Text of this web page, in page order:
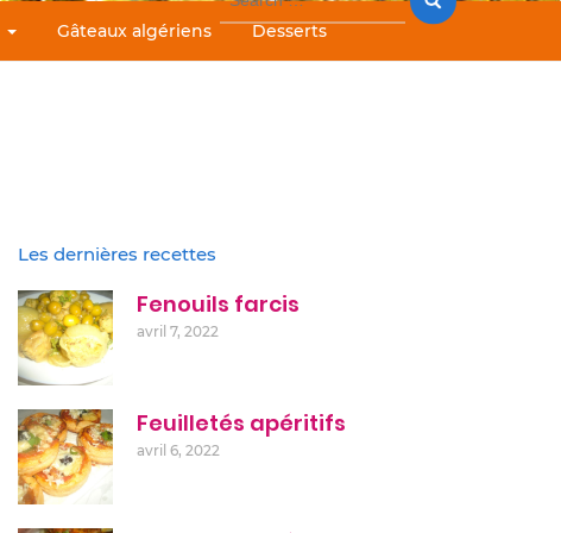
Gâteaux algériens Desserts
Les dernières recettes
Fenouils farcis
avril 7, 2022
Feuilletés apéritifs
avril 6, 2022